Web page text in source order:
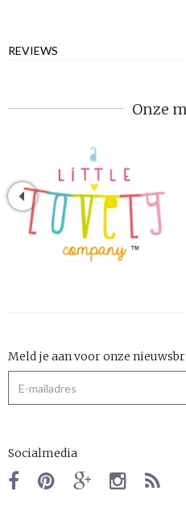
REVIEWS
Onze
Meld je aan voor onze
Socialmedia